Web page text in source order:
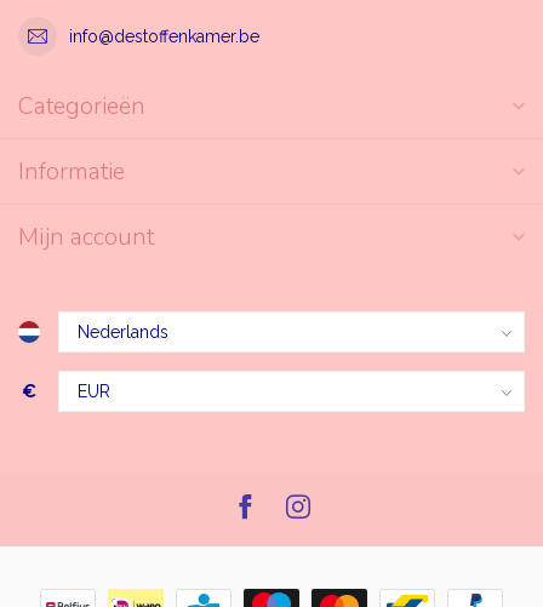
info@destoffenkamer.be
Categorieën
Informatie
Mijn account
€